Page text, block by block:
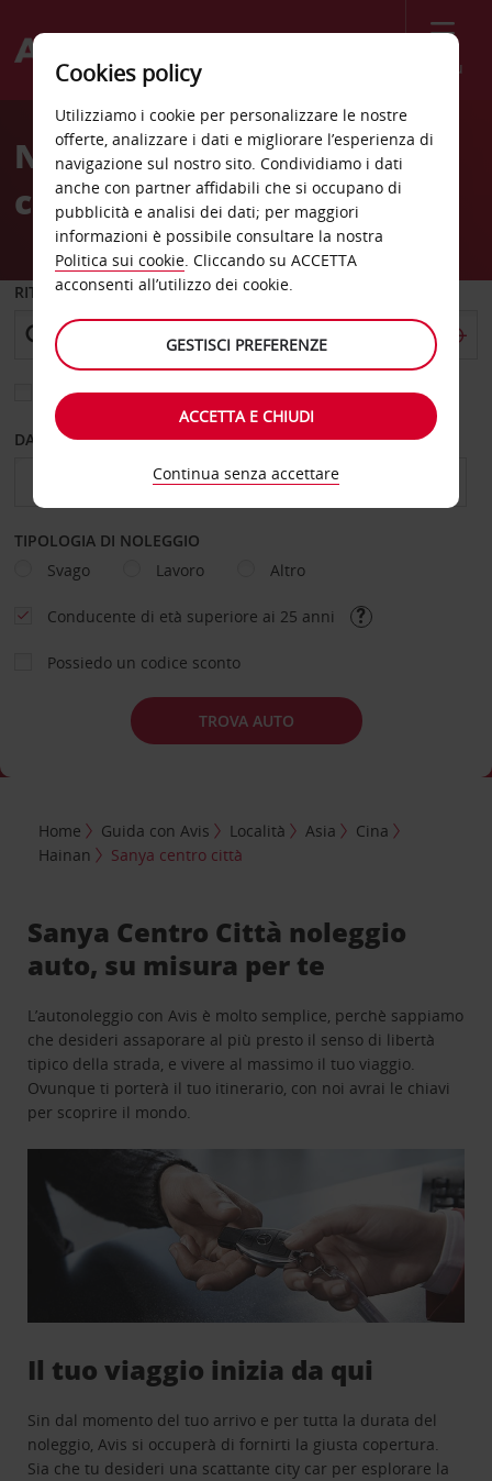
Menù
Welcome
AvisNoleggio auto Sanya
centro città
RITIRO DA
Scegli una località di riconsegna diversa
DAL GIORNO AL GIORNO
TIPOLOGIA DI NOLEGGIO
Svago
Lavoro Altro
Conducente di età superiore ai 25 anni
Possiedo un codice sconto
TROVA AUTO
Home Guida con Avis Località Asia
Cina
Hainan
Sanya centro città
Sanya Centro Città noleggio
auto, su misura per te
L’autonoleggio con Avis è molto semplice, perchè sappiamo
che desideri assaporare al più presto il senso di libertà
tipico della strada, e vivere al massimo il tuo viaggio.
Ovunque ti porterà il tuo itinerario, con noi avrai le chiavi
per scoprire il mondo.
Il tuo viaggio inizia da qui
Sin dal momento del tuo arrivo e per tutta la durata del
noleggio, Avis si occuperà di fornirti la giusta copertura.
Sia che tu desideri una scattante city car per esplorare la
Cookies policy
Utilizziamo i cookie per personalizzare le nostre
offerte, analizzare i dati e migliorare l’esperienza di
navigazione sul nostro sito. Condividiamo i dati
anche con partner affidabili che si occupano di
pubblicità e analisi dei dati; per maggiori
informazioni è possibile consultare la nostra
Politica sui cookie. Cliccando su ACCETTA
acconsenti all’utilizzo dei cookie.
GESTISCI PREFERENZE
ACCETTA E CHIUDI
Continua senza accettare